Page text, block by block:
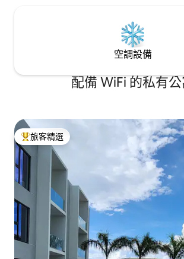
空調設備
配備 WiFi 的私有
旅客精選榜首
旅客精選